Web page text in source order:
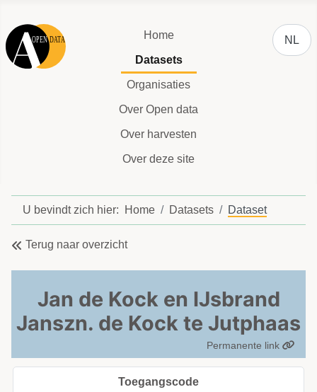
Home
Datasets
Organisaties
Over Open data
Over harvesten
Over deze site
NL
U bevindt zich hier: Home Datasets Dataset
Terug naar overzicht
Jan de Kock en IJsbrand
Janszn. de Kock te Jutphaas
Permanente link
Toegangscode